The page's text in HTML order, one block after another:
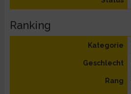
Ranking
Kategorie
Geschlecht
Rang